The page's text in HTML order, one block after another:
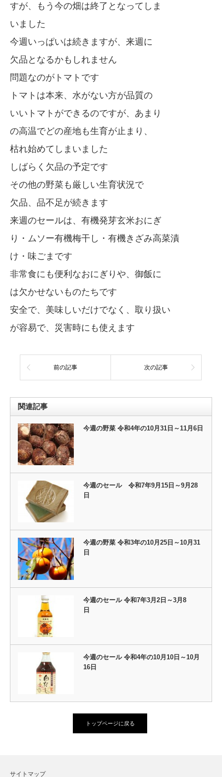
すが、もう今の畑は終了となってしま
いました
今週いっぱいは続きますが、来週に
欠品となるかもしれません
問題なのがトマトです
トマトは本来、水がない方が品質の
いいトマトができるのですが、あまり
の高温でどの産地も生育が止まり、
枯れ始めてしまいました
しばらく欠品の予定です
その他の野菜も厳しい生育状況で
欠品、品不足が続きます
来週のセールは、有機発芽玄米おにぎ
り・ムソー有機梅干し・有機きざみ高菜漬
け・味ごまです
非常食にも便利なおにぎりや、御飯に
は欠かせないものたちです
安全で、美味しいだけでなく、取り扱い
が容易で、災害時にも使えます
前の記事 次の記事
関連記事
今週の野菜 令和4年の10月31日～11月6日
今週のセール 令和7年9月15日～9月28
日
今週の野菜 令和3年の10月25日～10月31
日
今週のセール 令和7年3月2日～3月8
日
今週のセール 令和4年の10月10日～10月
16日
トップページに戻る
サイトマップ